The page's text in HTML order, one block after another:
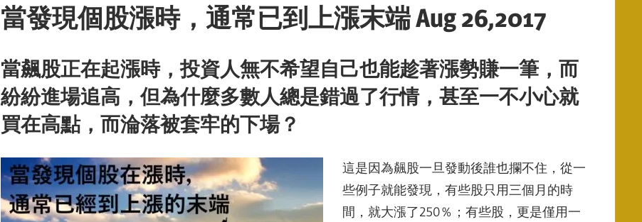
當發現個股漲時，通常已到上漲末端 Aug 26,2017
當飆股正在起漲時，投資人無不希望自己也能趁著漲勢賺一筆，而
紛紛進場追高，但為什麼多數人總是錯過了行情，甚至一不小心就
買在高點，而淪落被套牢的下場？
這是因為飆股一旦發動後誰也攔不住，從一
些例子就能發現，有些股只用三個月的時
間，就大漲了250％；有些股，更是僅用一